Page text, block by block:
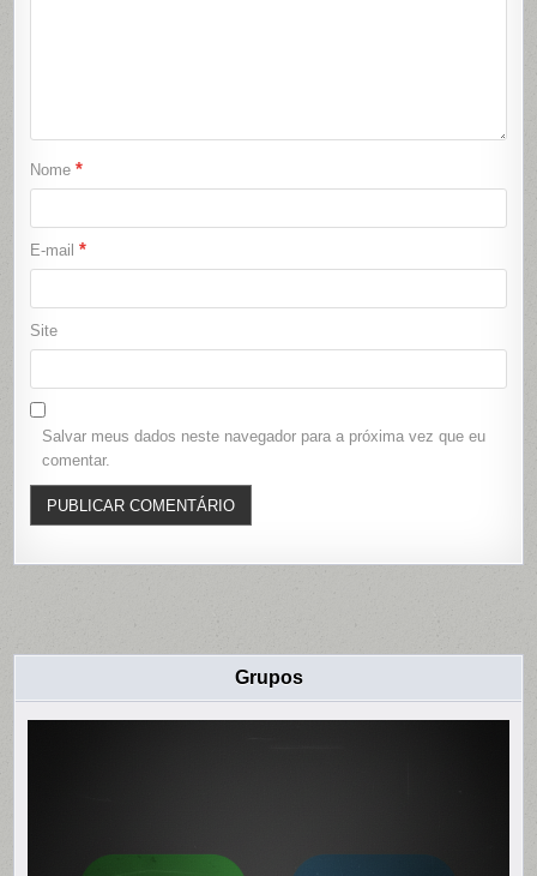
Nome*
E-mail*
Site
Salvar meus dados neste navegador para a próxima vez que eu
comentar.
Grupos